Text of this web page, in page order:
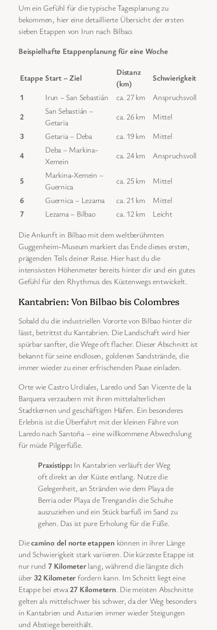
Um ein Gefühl für die typische Tagesplanung zu
bekommen, hier eine detaillierte Übersicht der ersten
sieben Etappen von Irun nach Bilbao.
Beispielhafte Etappenplanung für eine Woche
Etappe Start – Ziel
Distanz
(km)
Schwierigkeit
1
Irun – San Sebastián ca. 27 km
Anspruchsvoll
2
San Sebastián –
Getaria
ca. 26 km
Mittel
3
Getaria – Deba ca. 19 km
Mittel
4
Deba – Markina-
Xemein
ca. 24 km Anspruchsvoll
5
Markina-Xemein –
Guernica
ca. 25 km
Mittel
6
Guernica – Lezama ca. 21 km
Mittel
7
Lezama – Bilbao ca. 12 km
Leicht
Die Ankunft in Bilbao mit dem weltberühmten
Guggenheim-Museum markiert das Ende dieses ersten,
prägenden Teils deiner Reise. Hier hast du die
intensivsten Höhenmeter bereits hinter dir und ein gutes
Gefühl für den Rhythmus des Küstenwegs entwickelt.
Kantabrien: Von Bilbao bis Colombres
Sobald du die industriellen Vororte von Bilbao hinter dir
lässt, betrittst du Kantabrien. Die Landschaft wird hier
spürbar sanfter, die Wege oft flacher. Dieser Abschnitt ist
bekannt für seine endlosen, goldenen Sandstrände, die
immer wieder zu einer erfrischenden Pause einladen.
Orte wie Castro Urdiales, Laredo und San Vicente de la
Barquera verzaubern mit ihren mittelalterlichen
Stadtkernen und geschäftigen Häfen. Ein besonderes
Erlebnis ist die Überfahrt mit der kleinen Fähre von
Laredo nach Santoña – eine willkommene Abwechslung
für müde Pilgerfüße.
Praxistipp:In Kantabrien verläuft der Weg
oft direkt an der Küste entlang. Nutze die
Gelegenheit, an Stränden wie dem Playa de
Berria oder Playa de Trengandín die Schuhe
auszuziehen und ein Stück barfuß im Sand zu
gehen. Das ist pure Erholung für die Füße.
Diecamino del norte etappen können in ihrer Länge
und Schwierigkeit stark variieren. Die kürzeste Etappe ist
nur rund 7 Kilometerlang, während die längste dich
über32 Kilometerfordern kann. Im Schnitt liegt eine
Etappe bei etwa27 Kilometern. Die meisten Abschnitte
gelten als mittelschwer bis schwer, da der Weg besonders
in Kantabrien und Asturien immer wieder Steigungen
und Abstiege bereithält.